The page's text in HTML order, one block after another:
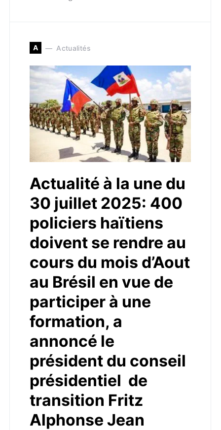
A Actualités
Actualité à la une du
30 juillet 2025: 400
policiers haïtiens
doivent se rendre au
cours du mois d’Aout
au Brésil en vue de
participer à une
formation, a
annoncé le
président du conseil
présidentiel de
transition Fritz
Alphonse Jean